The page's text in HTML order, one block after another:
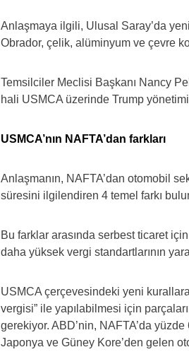
Anlaşmaya ilgili, Ulusal Saray’da
Obrador, çelik, alüminyum ve çevre
Temsilciler Meclisi Başkanı Nancy
hali USMCA üzerinde Trump
USMCA’nın NAFTA’dan farkları
Anlaşmanın, NAFTA’dan otomobil
süresini ilgilendiren 4 temel farkı
Bu farklar arasında serbest ticaret
daha yüksek vergi standartlarının
USMCA çerçevesindeki yeni
vergisi” ile yapılabilmesi için
gerekiyor. ABD’nin, NAFTA’da
Japonya ve Güney Kore’den gelen